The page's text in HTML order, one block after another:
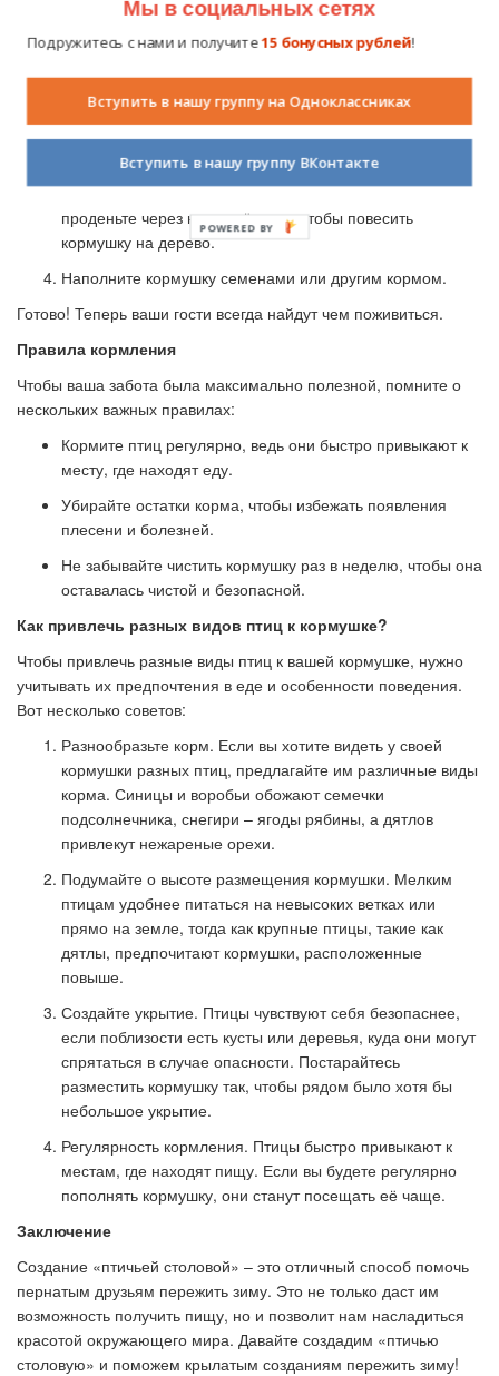
Возьмите пластиковую бутылку объёмом 1,5–2 литра.
Вырежьте в ней несколько отверстий для входа и выхода
Сделайте небольшие отверстия сверху бутылки и
проденьте через них верёвочку, чтобы повесить
кормушку на дерево.
Наполните кормушку семенами или другим кормом.
Готово! Теперь ваши гости всегда найдут чем поживиться.
Правила кормления
Чтобы ваша забота была максимально полезной, помните о
нескольких важных правилах:
Кормите птиц регулярно, ведь они быстро привыкают к
месту, где находят еду.
Убирайте остатки корма, чтобы избежать появления
плесени и болезней.
Не забывайте чистить кормушку раз в неделю, чтобы она
оставалась чистой и безопасной.
Как привлечь разных видов птиц к кормушке?
Чтобы привлечь разные виды птиц к вашей кормушке, нужно
учитывать их предпочтения в еде и особенности поведения.
Вот несколько советов:
Разнообразьте корм. Если вы хотите видеть у своей
кормушки разных птиц, предлагайте им различные виды
корма. Синицы и воробьи обожают семечки
подсолнечника, снегири – ягоды рябины, а дятлов
привлекут нежареные орехи.
Подумайте о высоте размещения кормушки. Мелким
птицам удобнее питаться на невысоких ветках или
прямо на земле, тогда как крупные птицы, такие как
дятлы, предпочитают кормушки, расположенные
повыше.
Создайте укрытие. Птицы чувствуют себя безопаснее,
если поблизости есть кусты или деревья, куда они могут
спрятаться в случае опасности. Постарайтесь
разместить кормушку так, чтобы рядом было хотя бы
небольшое укрытие.
Регулярность кормления. Птицы быстро привыкают к
местам, где находят пищу. Если вы будете регулярно
пополнять кормушку, они станут посещать её чаще.
Заключение
Создание «птичьей столовой» – это отличный способ помочь
пернатым друзьям пережить зиму. Это не только даст им
возможность получить пищу, но и позволит нам насладиться
красотой окружающего мира. Давайте создадим «птичью
столовую» и поможем крылатым созданиям пережить зиму!
Мы в социальных сетях
Подружитесь с нами и получите15 бонусных рублей!
Вступить в нашу группу на Одноклассниках
Вступить в нашу группу ВКонтакте